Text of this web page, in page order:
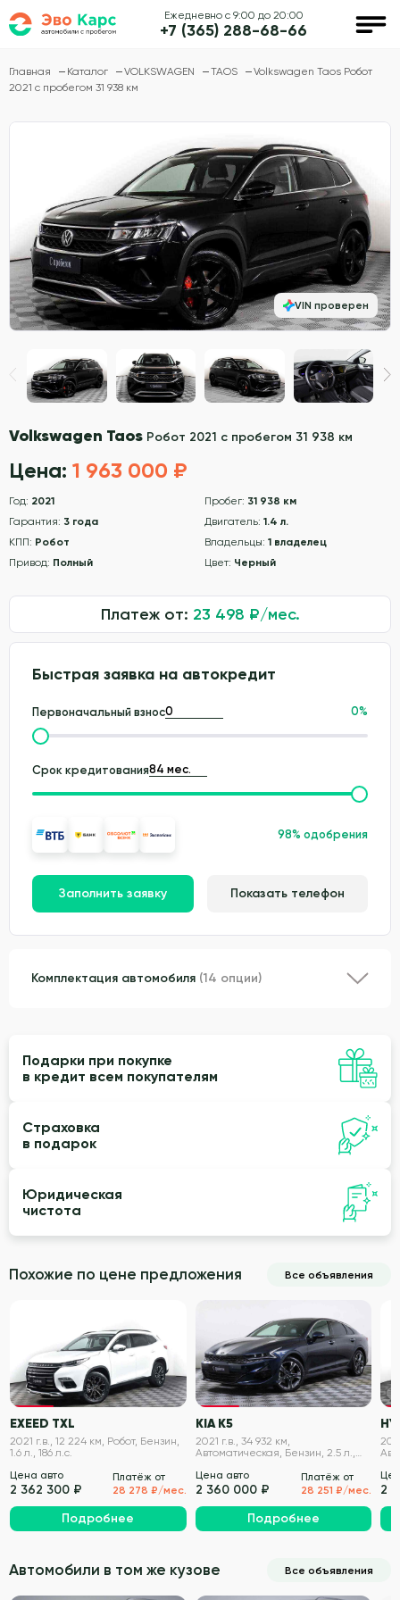
Ежедневно с 9:00 до 20:00
+7 (365) 288-68-66
Главная Каталог VOLKSWAGEN TAOS
Volkswagen Taos Робот
2021 с пробегом 31 938 км
Volkswagen Taos Робот 2021 с пробегом 31 938 км
Цена: 1 963 000 ₽
Год: 2021 Пробег: 31 938 км
Гарантия: 3 года Двигатель: 1.4 л.
КПП: Робот Владельцы: 1 владелец
Привод: Полный Цвет: Черный
Платеж от: 23 498 ₽/мес.
Быстрая заявка на автокредит
Первоначальный взнос 0%
Срок кредитования
98% одобрения
Заполнить заявку Показать телефон
VIN проверен
Комплектация автомобиля (14 опции)
Подарки при покупке
в кредит всем покупателям
Страховка
в подарок
Юридическая
чистота
Похожие по цене предложения Все объявления
VIN проверен
EXEED TXL
2021 г.в., 12 224 км, Робот, Бензин,
1.6 л., 186 л.с.
Цена авто
2 362 300 ₽
Платёж от
28 278 ₽/мес.
Подробнее
VIN проверен
KIA K5
2021 г.в., 34 932 км,
Автоматическая, Бензин, 2.5 л.,
Цена авто
2 360 000 ₽
Платёж от
28 251 ₽/мес.
Подробнее
2
Автомобили в том же кузове Все объявления